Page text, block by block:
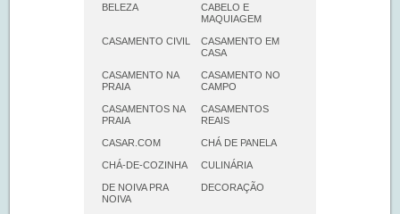
BELEZA
CABELO E
MAQUIAGEM
CASAMENTO CIVIL
CASAMENTO EM
CASA
CASAMENTO NA
PRAIA
CASAMENTO NO
CAMPO
CASAMENTOS NA
PRAIA
CASAMENTOS
REAIS
CASAR.COM CHÁ DE PANELA
CHÁ-DE-COZINHA CULINÁRIA
DE NOIVA PRA
NOIVA
DECORAÇÃO